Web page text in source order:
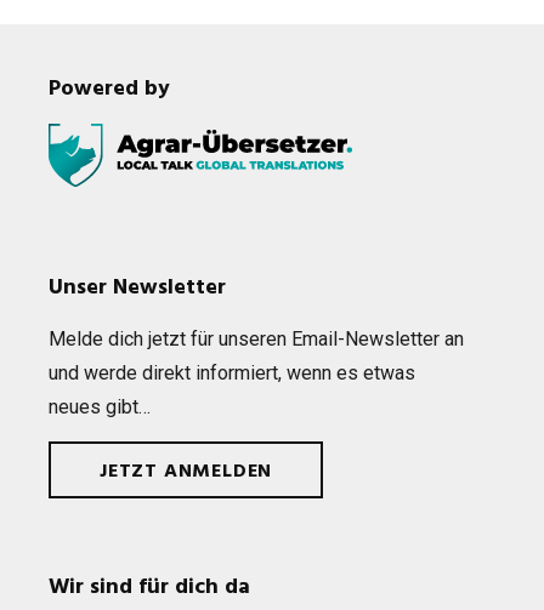
Powered by
Unser Newsletter
Melde dich jetzt für unse­ren Email-News­let­ter an
und werde direkt infor­miert, wenn es etwas
neues gibt…
JETZT ANMELDEN
Wir sind für dich da